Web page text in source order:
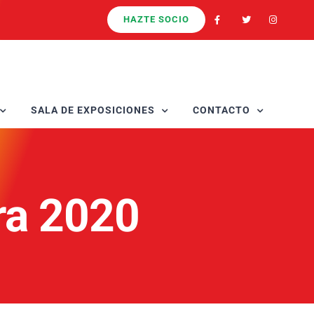
HAZTE SOCIO
SALA DE EXPOSICIONES CONTACTO
2020